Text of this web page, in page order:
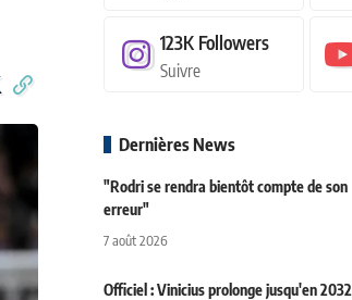
123K Followers
Suivre
Dernières News
"Rodri se rendra bientôt compte de son
erreur"
7 août 2026
Officiel : Vinicius prolonge jusqu'en 2032